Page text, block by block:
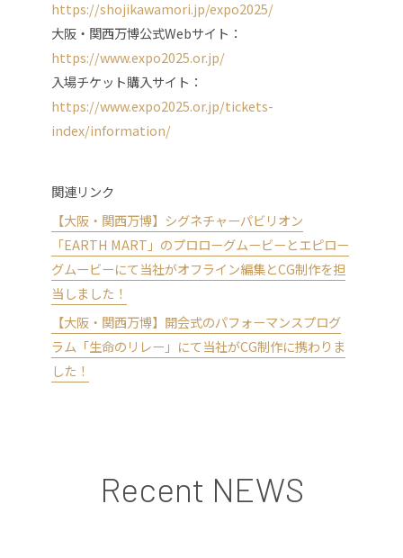
https://shojikawamori.jp/expo2025/
大阪・関西万博公式Webサイト：
https://www.expo2025.or.jp/
入場チケット購入サイト：
https://www.expo2025.or.jp/tickets-
index/information/
関連リンク
【大阪・関西万博】シグネチャーパビリオン
「EARTH MART」のプロローグムービーとエピロー
グムービーにて当社がオフライン編集とCG制作を担
当しました！
【大阪・関西万博】開会式のパフォーマンスプログ
ラム「生命のリレー」にて当社がCG制作に携わりま
した！
Recent NEWS